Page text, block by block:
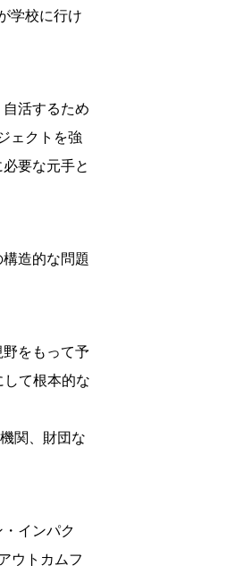
学校に行け
活するため
ェクトを強
要な元手と
造的な問題
をもって予
て根本的な
関、財団な
インパク
ウトカムフ